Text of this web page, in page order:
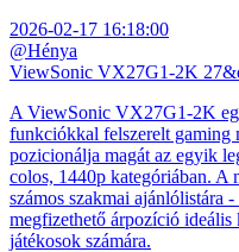
2026-02-17 16:18:00
@Hénya
ViewSonic VX27G1-2K
A ViewSonic VX27G1-2K
funkciókkal felszerelt gaming
pozicionálja magát az egyik
colos, 1440p kategóriában. A
számos szakmai ajánlólistára
megfizethető árpozíció
játékosok számára.